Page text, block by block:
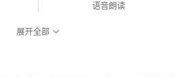
语音朗读
展开全部